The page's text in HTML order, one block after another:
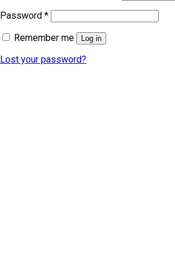
Password *
Remember me
Log in
Lost your password?